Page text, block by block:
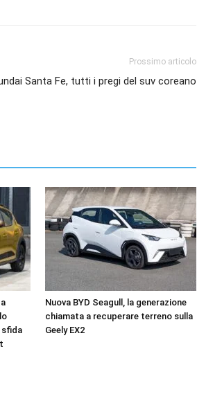
Prossimo articolo
Santa Fe, tutti i pregi del suv coreano
sfida
Nuova BYD Seagull, la generazione
chiamata a recuperare terreno sulla
Geely EX2